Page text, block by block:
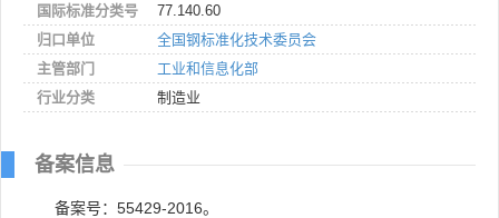
国际标准分类号
77.140.60
归口单位
全国钢标准化技术委员会
主管部门
工业和信息化部
行业分类
制造业
备案信息
备案号：55429-2016。